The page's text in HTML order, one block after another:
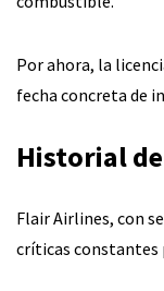
Por ahora, la
fecha concreta de
Historial
Flair Airlines, con
críticas constantes